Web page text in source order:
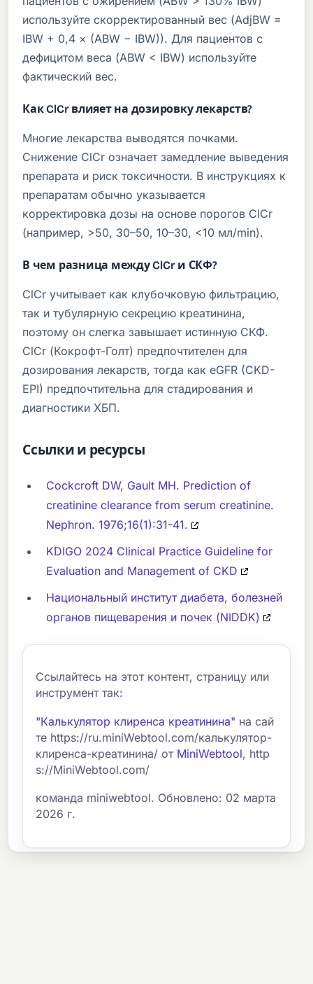
используйте скорректированный вес (AdjBW =
IBW + 0,4 × (ABW − IBW)). Для пациентов с
дефицитом веса (ABW < IBW) используйте
фактический вес.
Как ClCr влияет на дозировку лекарств?
Многие лекарства выводятся почками.
Снижение ClCr означает замедление выведения
препарата и риск токсичности. В инструкциях к
препаратам обычно указывается
корректировка дозы на основе порогов ClCr
(например, >50, 30–50, 10–30, <10 мл/min).
В чем разница между ClCr и СКФ?
ClCr учитывает как клубочковую фильтрацию,
так и тубулярную секрецию креатинина,
поэтому он слегка завышает истинную СКФ.
ClCr (Кокрофт-Голт) предпочтителен для
дозирования лекарств, тогда как eGFR (CKD-
EPI) предпочтительна для стадирования и
диагностики ХБП.
Ссылки и ресурсы
Cockcroft DW, Gault MH. Prediction of
creatinine clearance from serum creatinine.
Nephron. 1976;16(1):31-41.
KDIGO 2024 Clinical Practice Guideline for
Evaluation and Management of CKD
Национальный институт диабета, болезней
органов пищеварения и почек (NIDDK)
Ссылайтесь на этот контент, страницу или
инструмент так:
"Калькулятор клиренса креатинина" на сай
те https://ru.miniWebtool.com/калькулятор-
клиренса-креатинина/ от MiniWebtool, http
s://MiniWebtool.com/
команда miniwebtool. Обновлено: 02 марта
2026 г.